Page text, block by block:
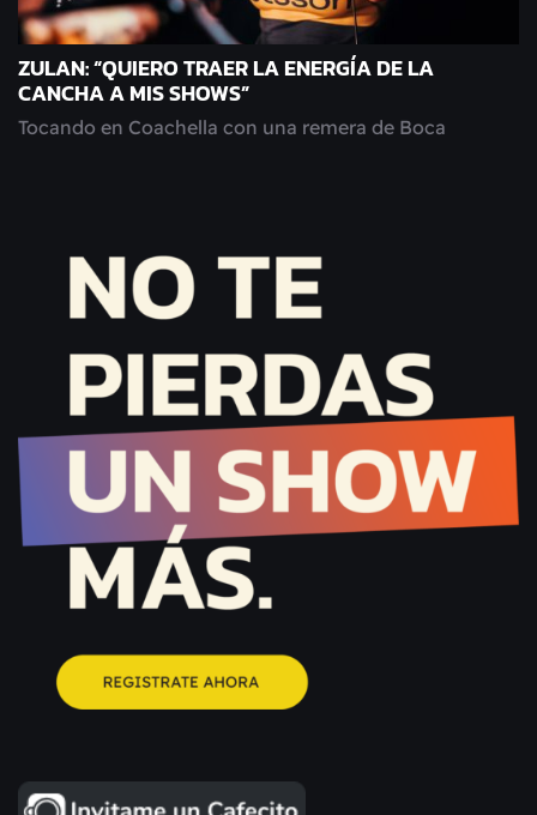
ZULAN: “QUIERO TRAER LA ENERGÍA DE LA
CANCHA A MIS SHOWS”
Tocando en Coachella con una remera de Boca